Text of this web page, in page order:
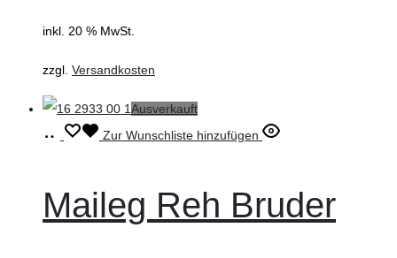
inkl. 20 % MwSt.
zzgl. Versandkosten
Ausverkauft
WeiterlesenZur Wunschliste hinzufügen
Maileg Reh Bruder